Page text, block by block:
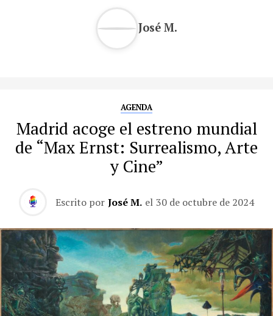
José M.
AGENDA
Madrid acoge el estreno mundial
de “Max Ernst: Surrealismo, Arte
y Cine”
Escrito por José M. el 30 de octubre de 2024